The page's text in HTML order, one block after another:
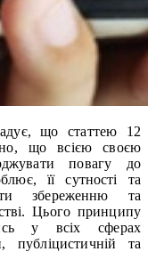
що статтею 12
що всією своєю
повагу до
її сутності та
збереженню та
Цього принципу
у всіх сферах
публіцистичній та